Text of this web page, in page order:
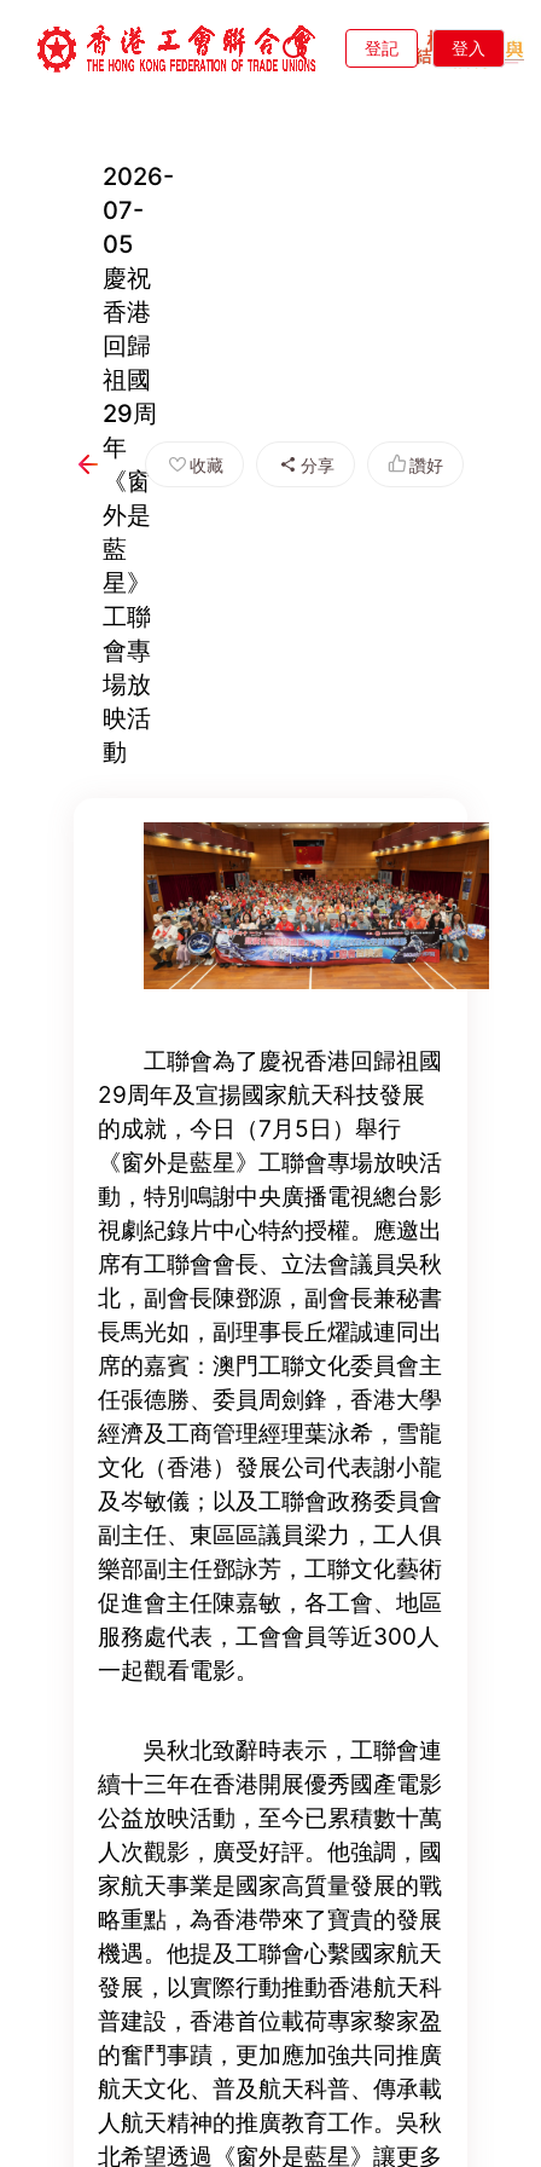
登記 登入
2026-
07-
05
慶祝
香港
回歸
祖國
29周
年
《窗
外是
藍
星》
工聯
會專
場放
映活
動
收藏 分享 讚好
工聯會為了慶祝香港回歸祖國
29周年及宣揚國家航天科技發展
的成就，今日（7月5日）舉行
《窗外是藍星》工聯會專場放映活
動，特別鳴謝中央廣播電視總台影
視劇紀錄片中心特約授權。應邀出
席有工聯會會長、立法會議員吳秋
北，副會長陳鄧源，副會長兼秘書
長馬光如，副理事長丘燿誠連同出
席的嘉賓：澳門工聯文化委員會主
任張德勝、委員周劍鋒，香港大學
經濟及工商管理經理葉泳希，雪龍
文化（香港）發展公司代表謝小龍
及岑敏儀；以及工聯會政務委員會
副主任、東區區議員梁力，工人俱
樂部副主任鄧詠芳，工聯文化藝術
促進會主任陳嘉敏，各工會、地區
服務處代表，工會會員等近300人
一起觀看電影。
吳秋北致辭時表示，工聯會連
續十三年在香港開展優秀國產電影
公益放映活動，至今已累積數十萬
人次觀影，廣受好評。他強調，國
家航天事業是國家高質量發展的戰
略重點，為香港帶來了寶貴的發展
機遇。他提及工聯會心繫國家航天
發展，以實際行動推動香港航天科
普建設，香港首位載荷專家黎家盈
的奮鬥事蹟，更加應加強共同推廣
航天文化、普及航天科普、傳承載
人航天精神的推廣教育工作。吳秋
北希望透過《窗外是藍星》讓更多